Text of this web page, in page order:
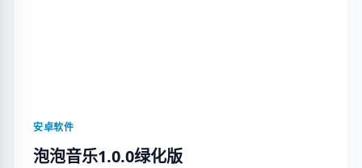
安卓软件
泡泡音乐1.0.0绿化版